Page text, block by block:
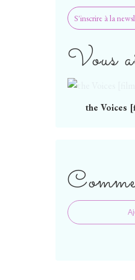
S'inscrire à la
Vous
the Voices